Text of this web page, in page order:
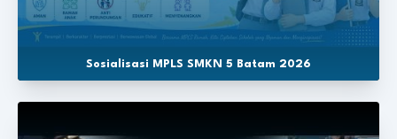
Sosialisasi MPLS SMKN 5 Batam 2026